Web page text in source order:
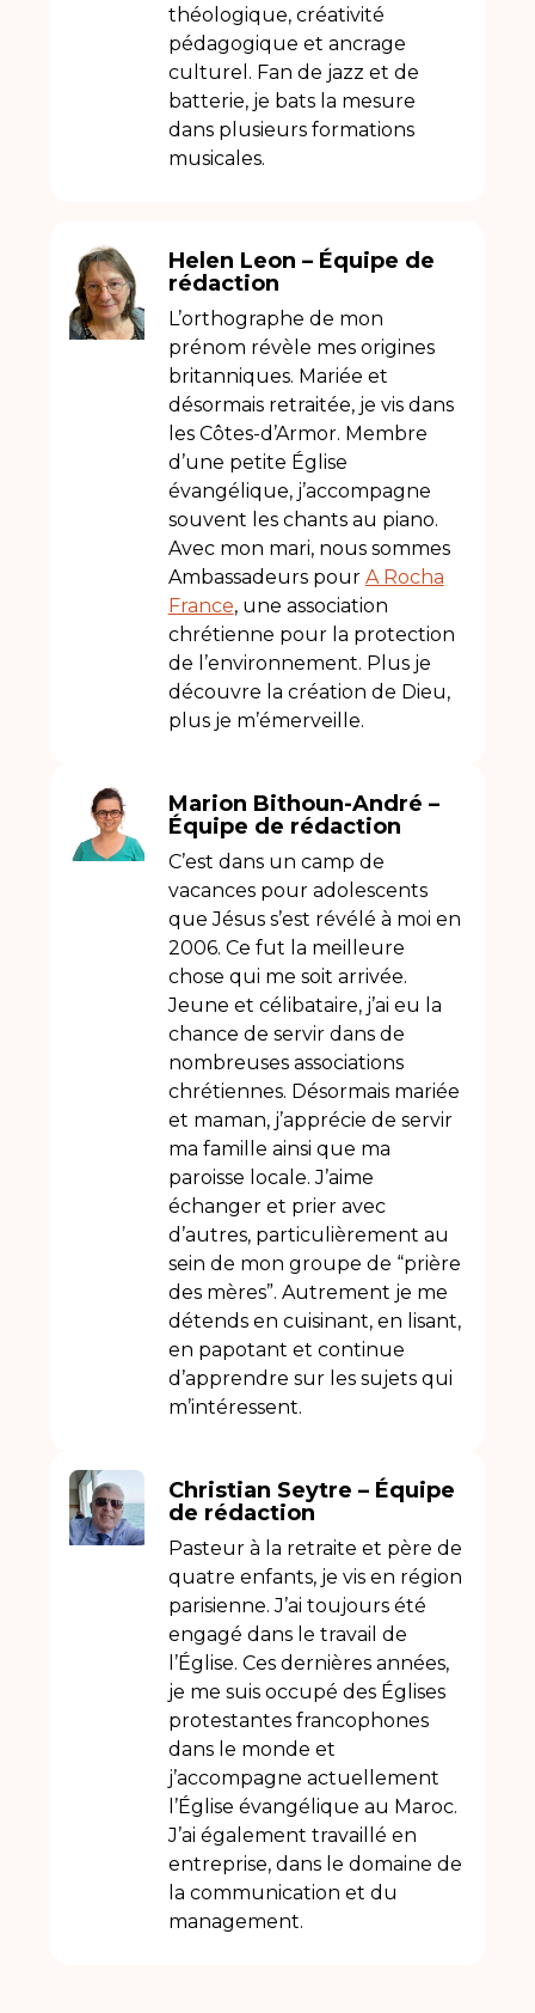
théologique, créativité
pédagogique et ancrage
culturel. Fan de jazz et de
batterie, je bats la mesure
dans plusieurs formations
musicales.
Helen Leon – Équipe de
rédaction
L’orthographe de mon
prénom révèle mes origines
britanniques. Mariée et
désormais retraitée, je vis dans
les Côtes-d’Armor. Membre
d’une petite Église
évangélique, j’accompagne
souvent les chants au piano.
Avec mon mari, nous sommes
Ambassadeurs pour A Rocha
France, une association
chrétienne pour la protection
de l’environnement. Plus je
découvre la création de Dieu,
plus je m’émerveille.
Marion Bithoun-André –
Équipe de rédaction
C’est dans un camp de
vacances pour adolescents
que Jésus s’est révélé à moi en
2006. Ce fut la meilleure
chose qui me soit arrivée.
Jeune et célibataire, j’ai eu la
chance de servir dans de
nombreuses associations
chrétiennes. Désormais mariée
et maman, j’apprécie de servir
ma famille ainsi que ma
paroisse locale. J’aime
échanger et prier avec
d’autres, particulièrement au
sein de mon groupe de “prière
des mères”. Autrement je me
détends en cuisinant, en lisant,
en papotant et continue
d’apprendre sur les sujets qui
m’intéressent.
Christian Seytre – Équipe
de rédaction
Pasteur à la retraite et père de
quatre enfants, je vis en région
parisienne. J’ai toujours été
engagé dans le travail de
l’Église. Ces dernières années,
je me suis occupé des Églises
protestantes francophones
dans le monde et
j’accompagne actuellement
l’Église évangélique au Maroc.
J’ai également travaillé en
entreprise, dans le domaine de
la communication et du
management.